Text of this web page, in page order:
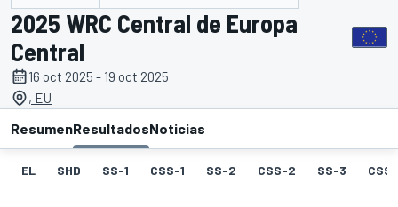
2025 WRC Central de Europa
Central
16 oct 2025 - 19 oct 2025
, EU
ResumenResultadosNoticias
EL SHD SS-1 CSS-1 SS-2 CSS-2 SS-3